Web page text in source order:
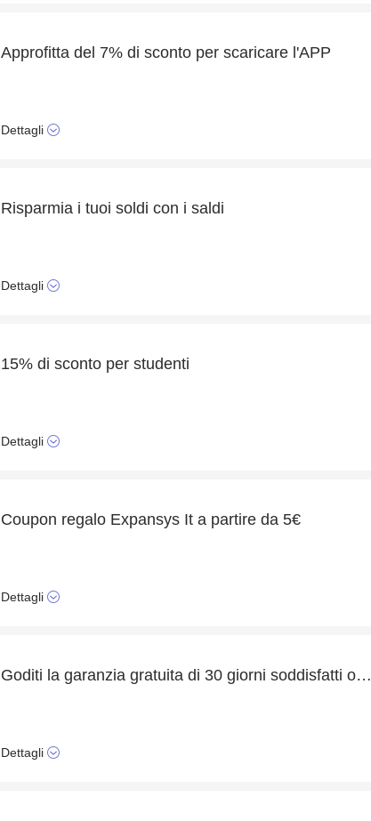
Approfitta del 7% di sconto per scaricare l'APP
Dettagli
Risparmia i tuoi soldi con i saldi
Dettagli
15% di sconto per studenti
Dettagli
Coupon regalo Expansys It a partire da 5€
Dettagli
Goditi la garanzia gratuita di 30 giorni soddisfatti o rimborsati
Dettagli